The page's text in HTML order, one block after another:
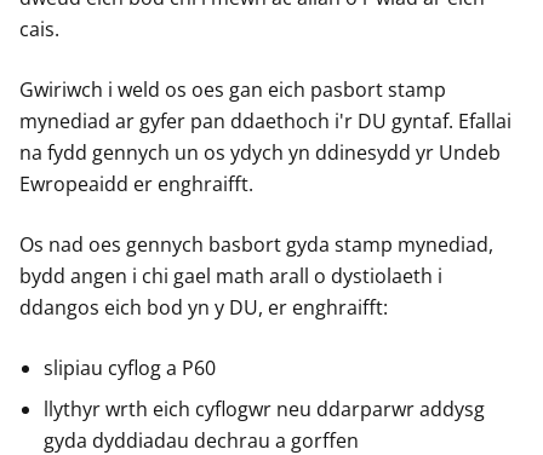
cais.
Gwiriwch i weld os oes gan eich pasbort stamp
mynediad ar gyfer pan ddaethoch i'r DU gyntaf. Efallai
na fydd gennych un os ydych yn ddinesydd yr Undeb
Ewropeaidd er enghraifft.
Os nad oes gennych basbort gyda stamp mynediad,
bydd angen i chi gael math arall o dystiolaeth i
ddangos eich bod yn y DU, er enghraifft:
slipiau cyflog a P60
llythyr wrth eich cyflogwr neu ddarparwr addysg
gyda dyddiadau dechrau a gorffen